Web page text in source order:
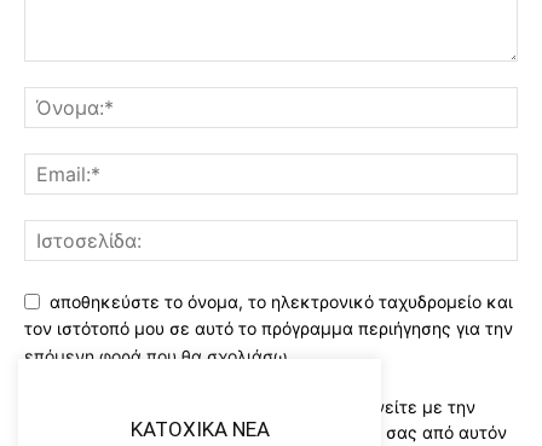
αποθηκεύστε το όνομα, το ηλεκτρονικό ταχυδρομείο και
τον ιστότοπό μου σε αυτό το πρόγραμμα περιήγησης για την
επόμενη φορά που θα σχολιάσω.
Χρησιμοποιώντας αυτό το έντυπο συμφωνείτε με την
αποθήκευση και χειρισμό των δεδομένων σας από αυτόν
KATOXIKA NEA